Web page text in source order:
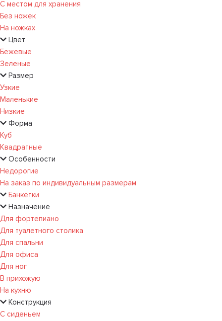
С местом для хранения
Без ножек
На ножках
Цвет
Бежевые
Зеленые
Размер
Узкие
Маленькие
Низкие
Форма
Куб
Квадратные
Особенности
Недорогие
На заказ по индивидуальным размерам
Банкетки
Назначение
Для фортепиано
Для туалетного столика
Для спальни
Для офиса
Для ног
В прихожую
На кухню
Конструкция
С сиденьем